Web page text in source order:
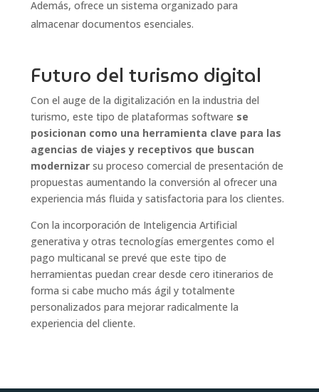
Además, ofrece un sistema organizado para
almacenar documentos esenciales.
Futuro del turismo digital
Con el auge de la digitalización en la industria del
turismo, este tipo de plataformas software se
posicionan como una herramienta clave para las
agencias de viajes y receptivos que buscan
modernizarsu proceso comercial de presentación de
propuestas aumentando la conversión al ofrecer una
experiencia más fluida y satisfactoria para los clientes.
Con la incorporación de Inteligencia Artificial
generativa y otras tecnologías emergentes como el
pago multicanal se prevé que este tipo de
herramientas puedan crear desde cero itinerarios de
forma si cabe mucho más ágil y totalmente
personalizados para mejorar radicalmente la
experiencia del cliente.